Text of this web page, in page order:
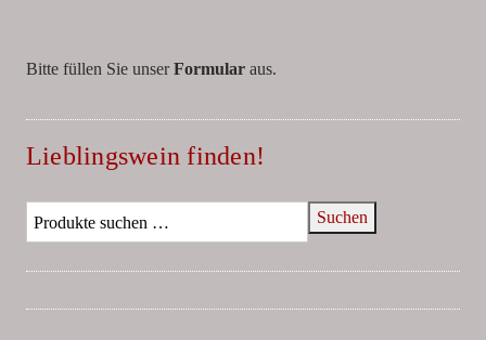
Bitte füllen Sie unserFormularaus.
Lieblingswein finden!
Suchen